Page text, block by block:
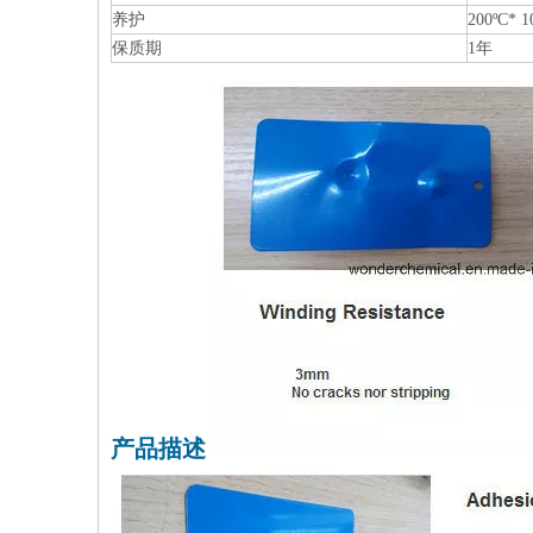
养护
200ºC*
保质期
1年
产品描述